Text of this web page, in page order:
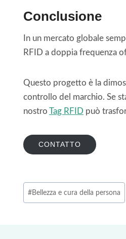
Conclusione
In un mercato globale
RFID a doppia frequenza
Questo progetto è la
controllo del marchio. Se
nostro Tag RFID può
CONTATTO
Tag
articolo:
#Bellezza e cura della persona